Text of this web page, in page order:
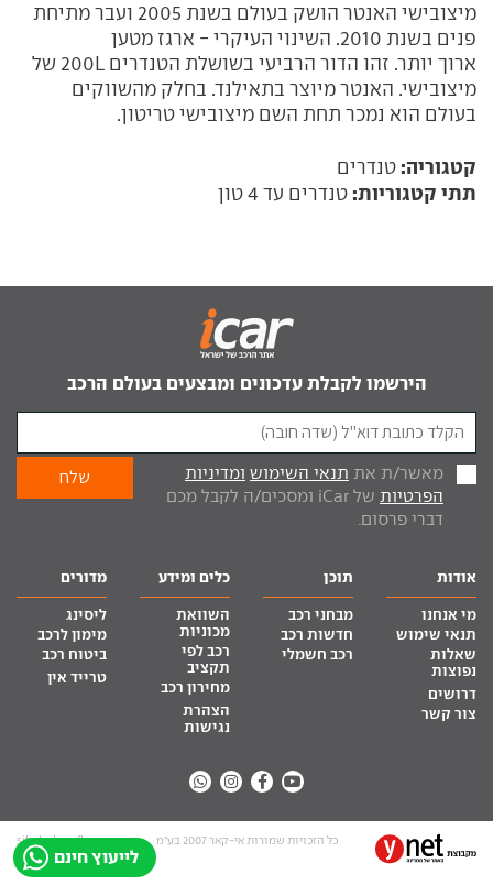
מיצובישי האנטר הושק בעולם בשנת 2005 ועבר מתיחת
פנים בשנת 2010. השינוי העיקרי - ארגז מטען
ארוך יותר. זהו הדור הרביעי בשושלת הטנדרים L
200 של
מיצובישי. האנטר מיוצר בתאילנד. בחלק מהשווקים
בעולם הוא נמכר תחת השם מיצובישי טריטון.
קטגוריה: טנדרים
תתי קטגוריות: טנדרים עד 4 טון
לייעוץ חינם
הירשמו לקבלת עדכונים ומבצעים בעולם הרכב
מאשר/ת את תנאי השימוש ומדיניות
הפרטיות
של iCar ומסכים/ה לקבל מכם
דברי פרסום.
אודות
מי אנחנו
תנאי שימוש
שאלות
נפוצות
דרושים
צור קשר
תוכן
מבחני רכב
חדשות רכב
רכב חשמלי
כלים ומידע
השוואת
מכוניות
רכב לפי
תקציב
מחירון רכב
הצהרת
נגישות
מדורים
ליסינג
מימון לרכב
ביטוח רכב
טרייד אין
כל הזכויות שמורות אי-קאר 2007 בע”מ site by tq.soft